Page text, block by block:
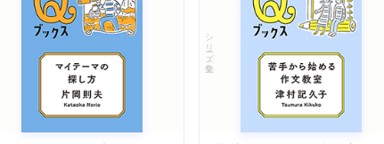
シリーズ・全集